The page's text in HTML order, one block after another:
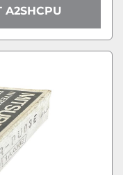
A2SHCPU